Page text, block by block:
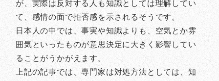
が、実際は反対する人も知識としては理解してい
て、感情の面で拒否感を示されるそうです。
日本人の中では、事実や知識よりも、空気とか雰
囲気といったものが意思決定に大きく影響してい
ることがうかがえます。
上記の記事では、専門家は対処方法としては、知